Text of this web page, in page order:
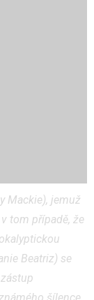
Mackie), jemuž
tom případě, že
Beatriz) se